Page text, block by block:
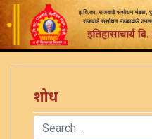
शोध
Search